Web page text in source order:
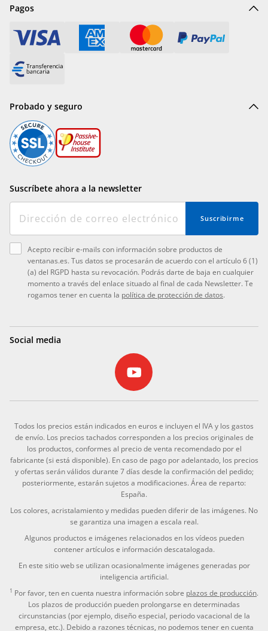
Pagos
Probado y seguro
Suscríbete ahora a la newsletter
Suscribirme
Acepto recibir e-mails con información sobre productos de
ventanas.es. Tus datos se procesarán de acuerdo con el artículo 6 (1)
(a) del RGPD hasta su revocación. Podrás darte de baja en cualquier
momento a través del enlace situado al final de cada Newsletter. Te
rogamos tener en cuenta la política de protección de datos.
Social media
Todos los precios están indicados en euros e incluyen el IVA y los gastos
de envío. Los precios tachados corresponden a los precios originales de
los productos, conformes al precio de venta recomendado por el
fabricante (si está disponible). En caso de pago por adelantado, los precios
y ofertas serán válidos durante 7 días desde la confirmación del pedido;
posteriormente, estarán sujetos a modificaciones. Área de reparto:
España.
Los colores, acristalamiento y medidas pueden diferir de las imágenes. No
se garantiza una imagen a escala real.
Algunos productos e imágenes relacionados en los vídeos pueden
contener artículos e información descatalogada.
En este sitio web se utilizan ocasionalmente imágenes generadas por
inteligencia artificial.
1 Por favor, ten en cuenta nuestra información sobre plazos de producción.
Los plazos de producción pueden prolongarse en determinadas
circunstancias (por ejemplo, diseño especial, periodo vacacional de la
empresa, etc.). Debido a razones técnicas, no podemos tener en cuenta